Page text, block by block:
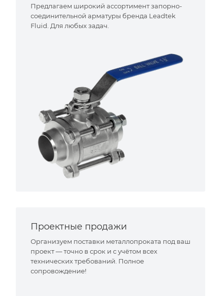
Предлагаем широкий ассортимент запорно-
соединительной арматуры бренда Leadtek
Fluid. Для любых задач.
Проектные продажи
Организуем поставки металлопроката под ваш
проект — точно в срок и с учётом всех
технических требований. Полное
сопровождение!